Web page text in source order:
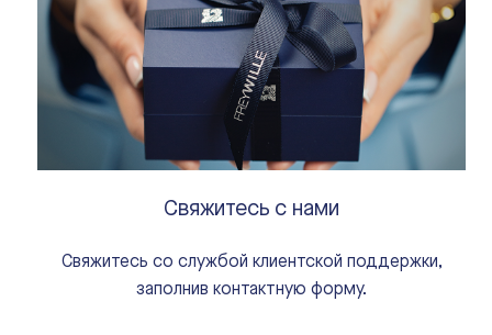
Свяжитесь с нами
Свяжитесь со службой клиентской поддержки,
заполнив контактную форму.